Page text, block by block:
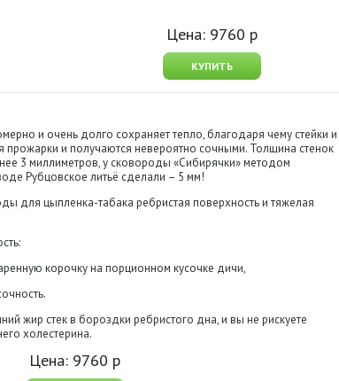
Цена: 9760 р
КУПИТЬ
и очень долго сохраняет тепло, благодаря чему стейки и
и получаются невероятно сочными. Толщина стенок
3 миллиметров, у сковороды «Сибирячки» методом
Рубцовское литьё сделали – 5 мм!
для цыпленка-табака ребристая поверхность и тяжелая
корочку на порционном кусочке дичи,
жир стек в бороздки ребристого дна, и вы не рискуете
холестерина.
Цена: 9760 р